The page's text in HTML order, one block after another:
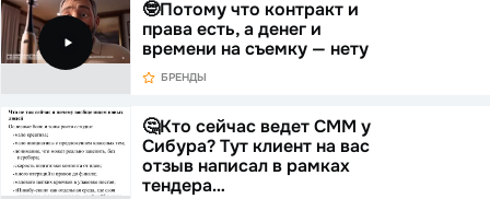
🤓Потому что контракт и
права есть, а денег и
времени на съемку — нету
БРЕНДЫ
🤔Кто сейчас ведет СММ у
Сибура? Тут клиент на вас
отзыв написал в рамках
тендера…